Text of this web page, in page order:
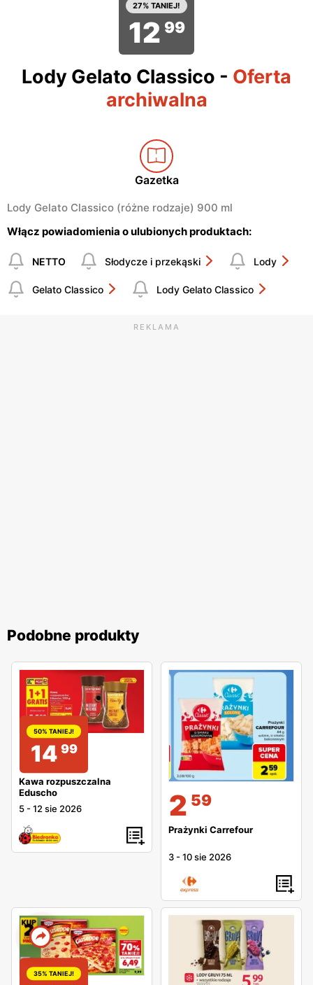
27% TANIEJ!
12 99
Lody Gelato Classico - Oferta
archiwalna
Gazetka
Lody Gelato Classico (różne rodzaje) 900 ml
Włącz powiadomienia o ulubionych produktach:
NETTO Słodycze i przekąski Lody
Gelato Classico Lody Gelato Classico
REKLAMA
Podobne produkty
50% TANIEJ!
14 99
Kawa rozpuszczalna
Eduscho
5 -12 sie 2026 2 59
Prażynki Carrefour
3 -10 sie 2026
35% TANIEJ!